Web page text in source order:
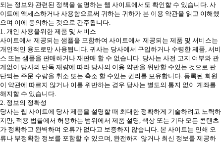
되는 정보와 관련된 정책을 설명하는 웹 사이트에서도 확인할 수 있습니다. 사
이트에 액세스하거나 사용함으로써 귀하는 귀하가 본 이용 약관을 읽고 이해했
으며 이에 동의하는 것으로 간주됩니다.
1. 개인 사용을위한 제품 및 서비스
사이트에서 제공되는 샘플을 포함하여 사이트에서 제공되는 제품 및 서비스는
개인적인 용도로만 사용됩니다. 귀사는 당사에서 구입하거나 수령한 제품, 서비
스 또는 샘플을 판매하거나 재판매 할 수 없습니다. 당사는 사전 고지 여부와 관
계없이 당사의 단독 재량에 따라 당사의 이용 약관을 위반할 수있는 것으로 판
단되는 주문 수량을 취소 또는 축소 할 수있는 권리를 보유합니다. 등록된 회원
이 약관에 따르지 않거나 이를 위반하는 경우 당사는 별도의 통지 없이 계좌를
해지할 수 있습니다.
2. 정보의 정확성
당사는 웹 사이트에 당사 제품을 설명할 때 최대한 정확하게 기술하려고 노력하
지만, 적용 법률에서 허용하는 범위에서 제품 설명, 색상 또는 기타 모든 콘텐츠
가 정확하고 완벽하며 오류가 없다고 보증하지 않습니다. 본 사이트는 인쇄 오
류나 부정확한 정보를 포함할 수 있으며, 완전하지 않거나 최신 정보를 제공하